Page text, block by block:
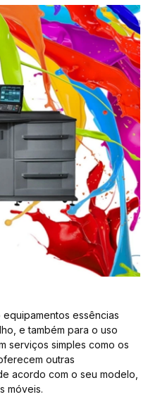
equipamentos essências
e também para o uso
serviços simples como os
outras
acordo com o seu modelo,
móveis.